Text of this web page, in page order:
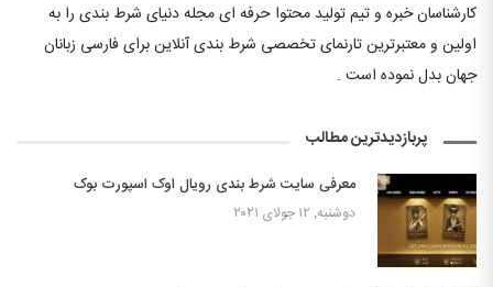
کارشناسان خبره و تیم تولید محتوا حرفه ای مجله دنیای شرط بندی را به
اولین و معتبرترین تارنمای تخصصی شرط بندی آنلاین برای فارسی زبانان
جهان بدل نموده است .
پربازدیدترین مطالب
معرفی سایت شرط بندی رویال اوک اسپورت بوک
دوشنبه, ۱۲ جولای ۲۰۲۱